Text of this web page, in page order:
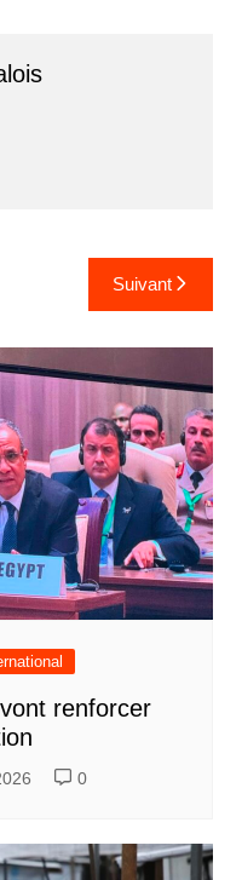
Suivant
vont renforcer
0